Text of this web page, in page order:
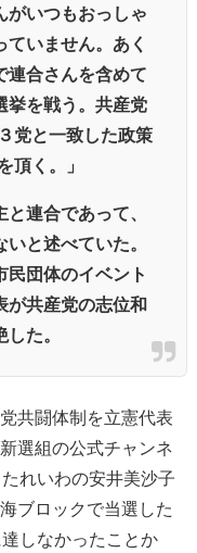
がいつもおっしゃ
いません。あく
連合さんを含めて
挙を戦う。共産党
党と一致した政策
頂く。」
連合であって、
と述べていた。
民団体のイベント
が共産党の志位和
た。
共闘体制を立憲代表
選組の公式チャンネ
れいわの安井美沙子
ブロックで当選した
しなかったことか